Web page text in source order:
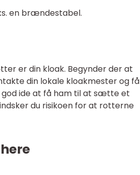
en brændestabel.
er din kloak. Begynder der at
din lokale kloakmester og få
god ide at få ham til at sætte et
du risikoen for at rotterne